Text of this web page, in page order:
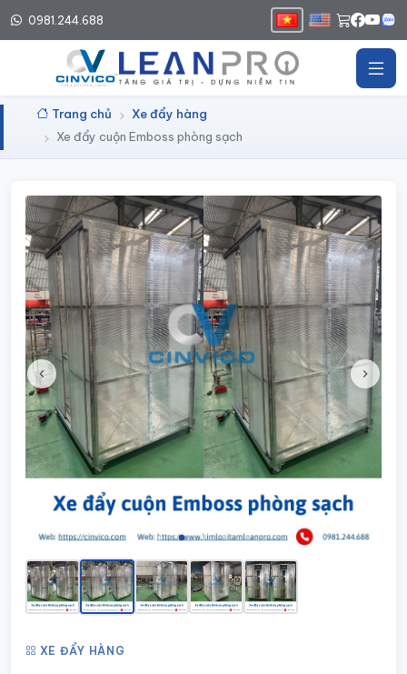
0981.244.688
Trang chủ
Xe đẩy hàng
Xe đẩy cuộn Emboss phòng sạch
XE ĐẨY HÀNG